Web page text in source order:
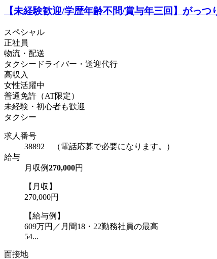
【未経験歓迎/学歴年齢不問/賞与年三回】がっ
スペシャル
正社員
物流・配送
タクシードライバー・送迎代行
高収入
女性活躍中
普通免許（AT限定）
未経験・初心者も歓迎
タクシー
求人番号
38892 （電話応募で必要になります。）
給与
月収例270,000円
【月収】
270,000円
【給与例】
609万円／月間18・22勤務社員の最高
54...
面接地